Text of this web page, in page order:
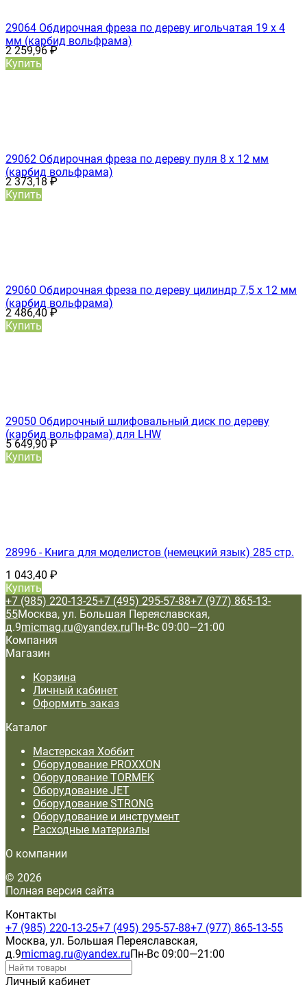
29064 Обдирочная фреза по дереву игольчатая 19 х 4
мм (карбид вольфрама)
2 259,96₽
Купить
29062 Обдирочная фреза по дереву пуля 8 х 12 мм
(карбид вольфрама)
2 373,18₽
Купить
29060 Обдирочная фреза по дереву цилиндр 7,5 х 12 мм
(карбид вольфрама)
2 486,40₽
Купить
29050 Обдирочный шлифовальный диск по дереву
(карбид вольфрама) для LHW
5 649,90₽
Купить
28996 - Книга для моделистов (немецкий язык) 285 стр.
1 043,40 ₽
Купить
+7 (985) 220-13-25+7 (495) 295-57-88+7 (977) 865-13-
55Москва, ул. Большая Переяславская,
д.9micmag.ru@yandex.ruПн-Вс 09:00—21:00
Компания
Магазин
Корзина
Личный кабинет
Оформить заказ
Каталог
Мастерская Хоббит
Оборудование PROXXON
Оборудование TORMEK
Оборудование JET
Оборудование STRONG
Оборудование и инструмент
Расходные материалы
О компании
© 2026
Полная версия сайта
Контакты
+7 (985) 220-13-25+7 (495) 295-57-88+7 (977) 865-13-55
Москва, ул. Большая Переяславская,
д.9micmag.ru@yandex.ruПн-Вс 09:00—21:00
Личный кабинет